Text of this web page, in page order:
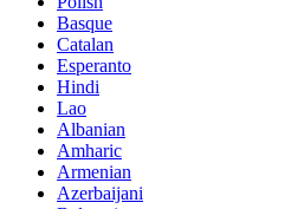
Basque
Catalan
Esperanto
Hindi
Lao
Albanian
Amharic
Armenian
Azerbaijani